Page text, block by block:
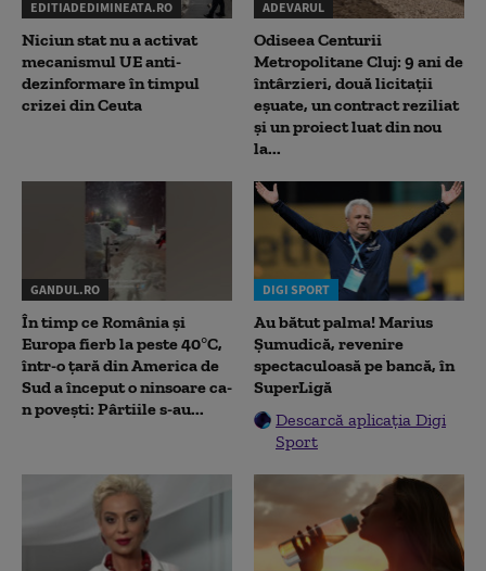
EDITIADEDIMINEATA.RO
Niciun stat nu a activat
mecanismul UE anti-
dezinformare în timpul
crizei din Ceuta
ADEVARUL
Odiseea Centurii
Metropolitane Cluj: 9 ani de
întârzieri, două licitații
eșuate, un contract reziliat
și un proiect luat din nou
la...
GANDUL.RO
În timp ce România și
Europa fierb la peste 40°C,
într-o țară din America de
Sud a început o ninsoare ca-
n povești: Pârtiile s-au...
DIGI SPORT
Au bătut palma! Marius
Șumudică, revenire
spectaculoasă pe bancă, în
SuperLigă
Descarcă aplicația Digi
Sport